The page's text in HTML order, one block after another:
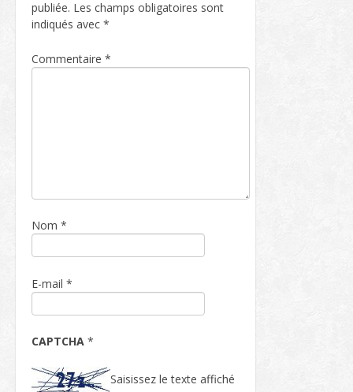
publiée. Les champs obligatoires sont
indiqués avec *
Commentaire *
Nom *
E-mail *
CAPTCHA *
Saisissez le texte affiché